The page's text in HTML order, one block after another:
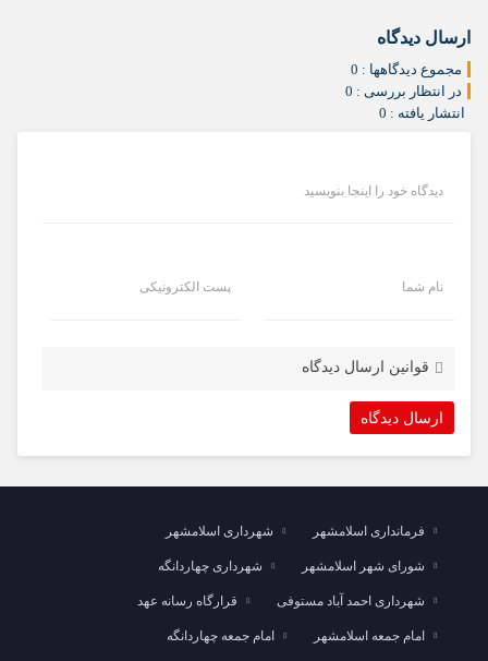
ارسال دیدگاه
مجموع دیدگاهها : 0
در انتظار بررسی : 0
انتشار یافته : 0
دیدگاه خود را اینجا بنویسید
نام شما پست الکترونیکی
قوانین ارسال دیدگاه
فرمانداری اسلامشهر شهرداری اسلامشهر
شورای شهر اسلامشهر شهرداری چهاردانگه
شهرداری احمد آباد مستوفی قرارگاه رسانه عهد
امام جمعه اسلامشهر امام جمعه چهاردانگه